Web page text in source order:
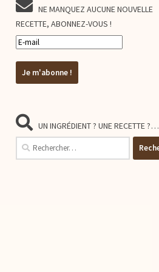
NE MANQUEZ AUCUNE NOUVELLE
RECETTE, ABONNEZ-VOUS !
UN INGRÉDIENT ? UNE RECETTE ?…
Rechercher :